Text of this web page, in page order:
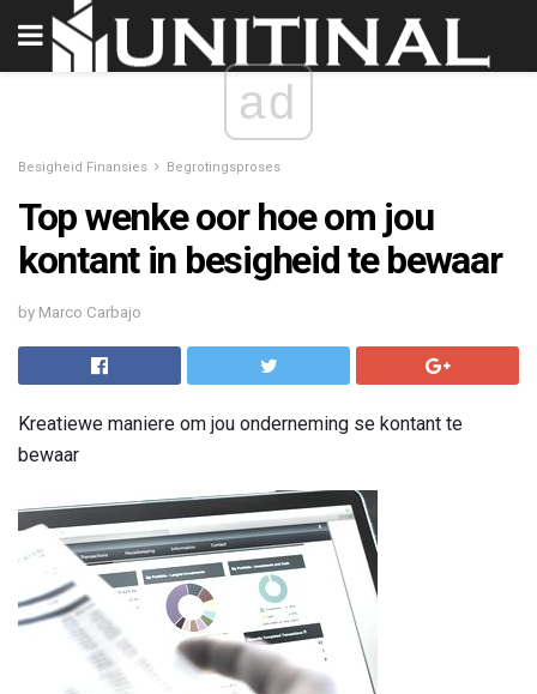
ad
Besigheid Finansies Begrotingsproses
Top wenke oor hoe om jou
kontant in besigheid te bewaar
by Marco Carbajo
Kreatiewe maniere om jou onderneming se kontant te
bewaar